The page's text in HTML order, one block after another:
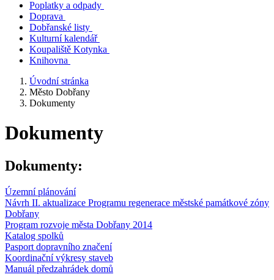
Poplatky a odpady
Doprava
Dobřanské listy
Kulturní kalendář
Koupaliště Kotynka
Knihovna
Úvodní stránka
Město Dobřany
Dokumenty
Dokumenty
Dokumenty:
Územní plánování
Návrh II. aktualizace Programu regenerace městské památkové zóny
Dobřany
Program rozvoje města Dobřany 2014
Katalog spolků
Pasport dopravního značení
Koordinační výkresy staveb
Manuál předzahrádek domů